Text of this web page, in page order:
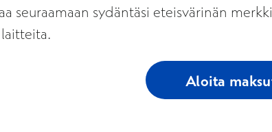
sydäntäsi eteisvärinän
Aloita